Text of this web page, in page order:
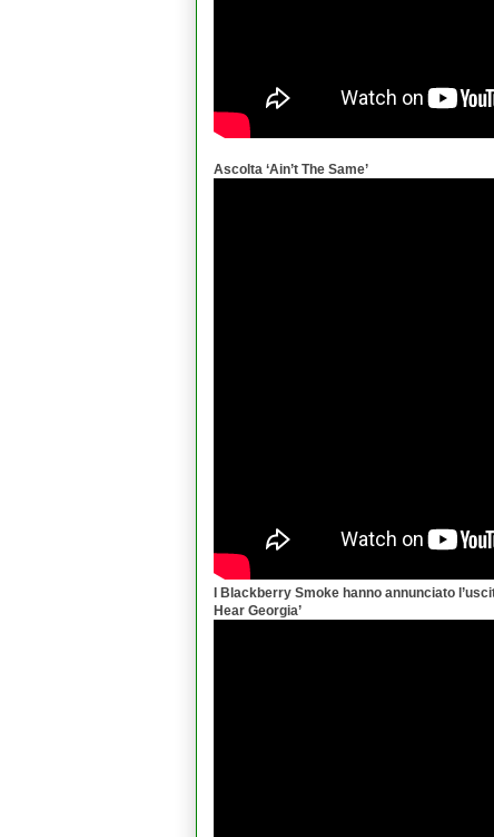
Ascolta ‘Ain’t The Same’
I Blackberry Smoke hanno annunciato
Hear Georgia’